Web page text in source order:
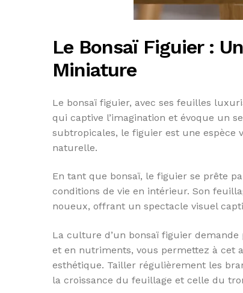
Le Bonsaï Figuier :
Miniature
Le bonsaï figuier, avec ses feuilles
qui captive l’imagination et évoque un
subtropicales, le figuier est une espèce
naturelle.
En tant que bonsaï, le figuier se prête
conditions de vie en intérieur. Son
noueux, offrant un spectacle visuel
La culture d’un bonsaï figuier
et en nutriments, vous permettez à cet
esthétique. Tailler régulièrement les
la croissance du feuillage et celle du